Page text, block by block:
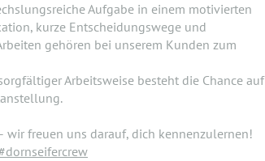
Aufgabe in einem motivierten
kurze Entscheidungswege und
gehören bei unserem Kunden zum
Arbeitsweise besteht die Chance auf
wir freuen uns darauf, dich kennenzulernen!